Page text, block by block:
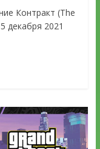
Контракт (The
декабря 2021